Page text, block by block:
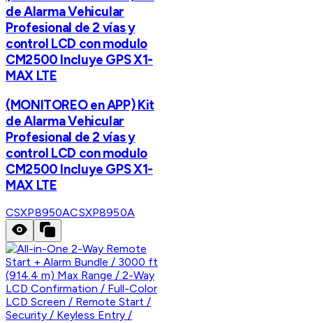
de Alarma Vehicular
Profesional de 2 vías y
control LCD con modulo
CM2500 Incluye GPS X1-
MAX LTE
(MONITOREO en APP) Kit
de Alarma Vehicular
Profesional de 2 vías y
control LCD con modulo
CM2500 Incluye GPS X1-
MAX LTE
CSXP8950ACSXP8950A